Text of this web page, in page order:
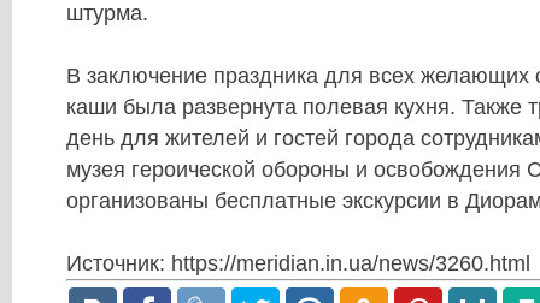
штурма.
В заключение праздника для всех желающих
каши была развернута полевая кухня. Также
день для жителей и гостей города
музея героической обороны и освобождения
организованы бесплатные экскурсии в
Источник: https://meridian.in.ua/news/3260.html